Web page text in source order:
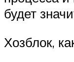
будет
Хозблок,